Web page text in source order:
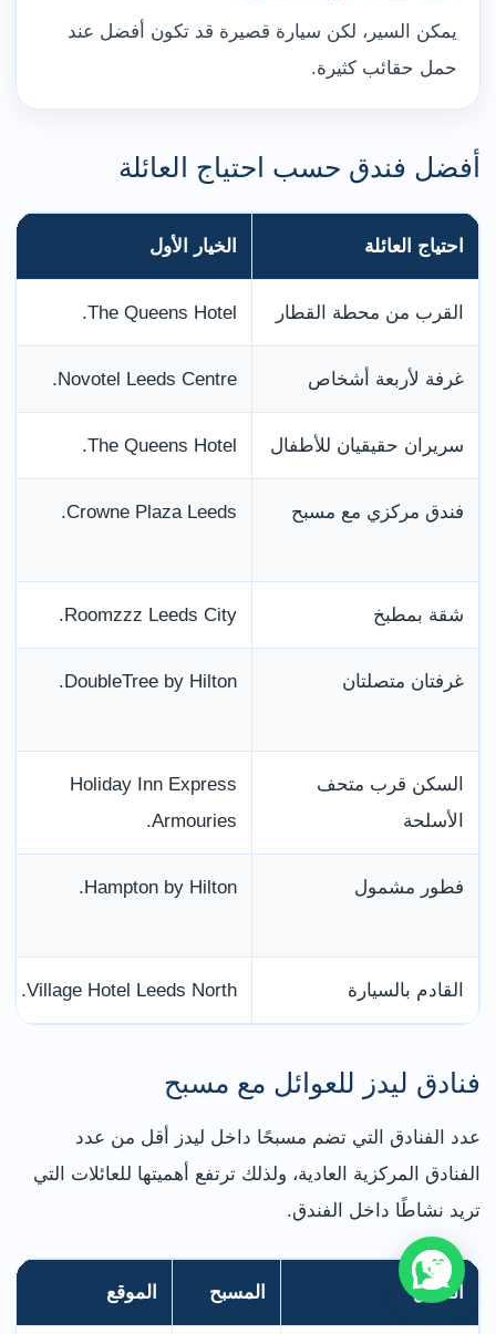
يمكن السير، لكن سيارة قصيرة قد تكون أفضل عند
حمل حقائب كثيرة.
أفضل فندق حسب احتياج العائلة
احتياج العائلة الخيار الأول
القرب من محطة القطار The Queens Hotel.
غرفة لأربعة أشخاص Novotel Leeds Centre.
سريران حقيقيان للأطفال The Queens Hotel.
فندق مركزي مع مسبح Crowne Plaza Leeds.
شقة بمطبخ Roomzzz Leeds City.
غرفتان متصلتان DoubleTree by Hilton.
السكن قرب متحف
الأسلحة
Holiday Inn Express
Armouries.
فطور مشمول Hampton by Hilton.
القادم بالسيارة Village Hotel Leeds North.
فنادق ليدز للعوائل مع مسبح
عدد الفنادق التي تضم مسبحًا داخل ليدز أقل من عدد
الفنادق المركزية العادية، ولذلك ترتفع أهميتها للعائلات التي
تريد نشاطًا داخل الفندق.
الفندق المسبح الموقع